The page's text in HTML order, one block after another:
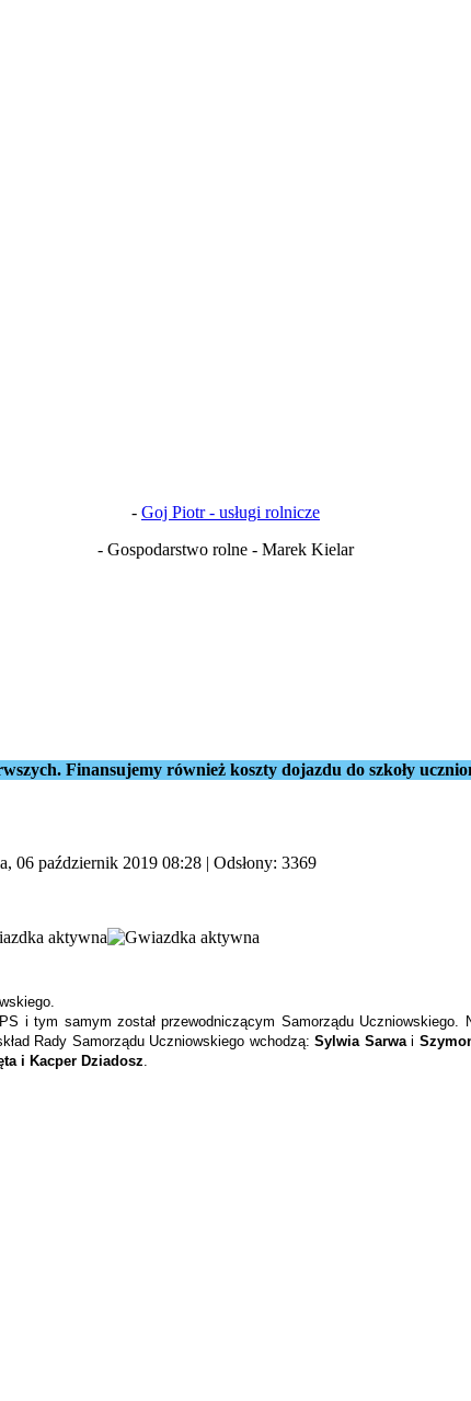
- Goj Piotr - usługi rolnicze
- Gospodarstwo rolne - Marek Kielar
Finansujemy również koszty dojazdu do szkoły
06 październik 2019 08:28 | Odsłony: 3369
i tym samym został przewodniczącym Samorządu Uczniowskiego.
Rady Samorządu Uczniowskiego wchodzą:Sylwia Sarwai
i Kacper Dziadosz.